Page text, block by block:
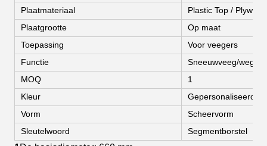
Plaatmateriaal
Plastic Top /
Plaatgrootte
Op maat
Toepassing
Voor veegers
Functie
Sneeuwveeg/
MOQ
1
Kleur
Gepersonaliseerde
Vorm
Scheervorm
Sleutelwoord
Segmentborstel